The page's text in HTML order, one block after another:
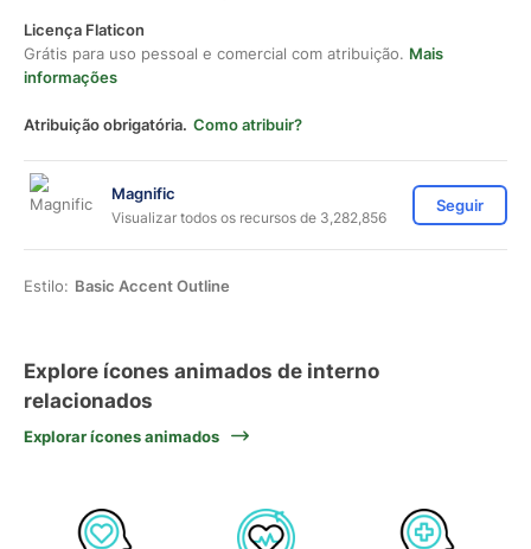
Licença Flaticon
Grátis para uso pessoal e comercial com atribuição. Mais
informações
Atribuição obrigatória. Como atribuir?
Magnific
Visualizar todos os recursos de 3,282,856
Seguir
Estilo: Basic Accent Outline
Explore ícones animados de interno
relacionados
Explorar ícones animados